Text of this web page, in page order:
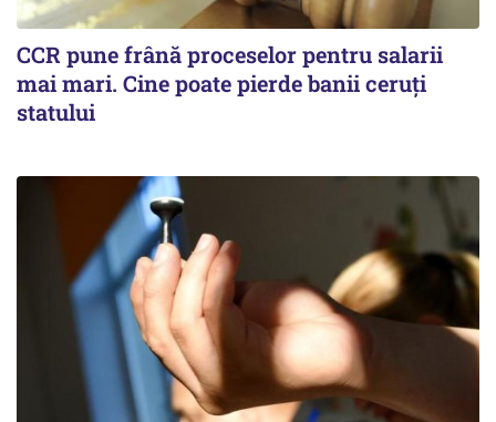
CCR pune frână proceselor pentru salarii
mai mari. Cine poate pierde banii ceruți
statului